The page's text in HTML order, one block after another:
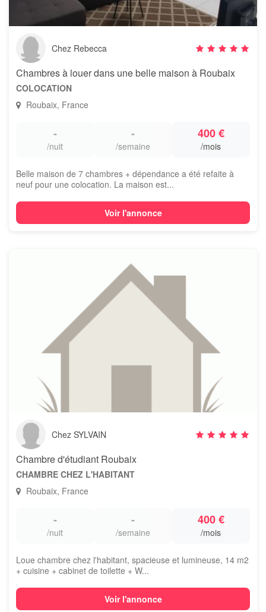
Chez Rebecca
Chambres à louer dans une belle maison à Roubaix
COLOCATION
Roubaix, France
-
/nuit
-
/semaine
400 €
/mois
Belle maison de 7 chambres + dépendance a été refaite à
neuf pour une colocation. La maison est...
Voir l'annonce
Chez SYLVAIN
Chambre d'étudiant Roubaix
CHAMBRE CHEZ L'HABITANT
Roubaix, France
-
/nuit
-
/semaine
400 €
/mois
Loue chambre chez l'habitant, spacieuse et lumineuse, 14 m2
+ cuisine + cabinet de toilette + W...
Voir l'annonce